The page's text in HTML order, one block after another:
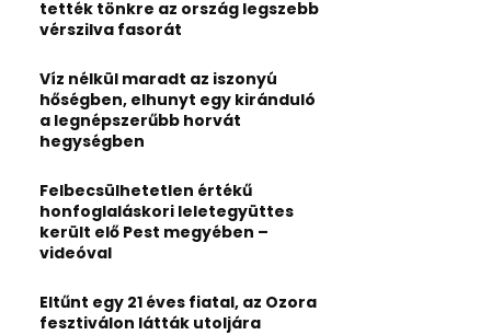
tették tönkre az ország legszebb
vérszilva fasorát
Víz nélkül maradt az iszonyú
hőségben, elhunyt egy kiránduló
a legnépszerűbb horvát
hegységben
Felbecsülhetetlen értékű
honfoglaláskori leletegyüttes
került elő Pest megyében –
videóval
Eltűnt egy 21 éves fiatal, az Ozora
fesztiválon látták utoljára